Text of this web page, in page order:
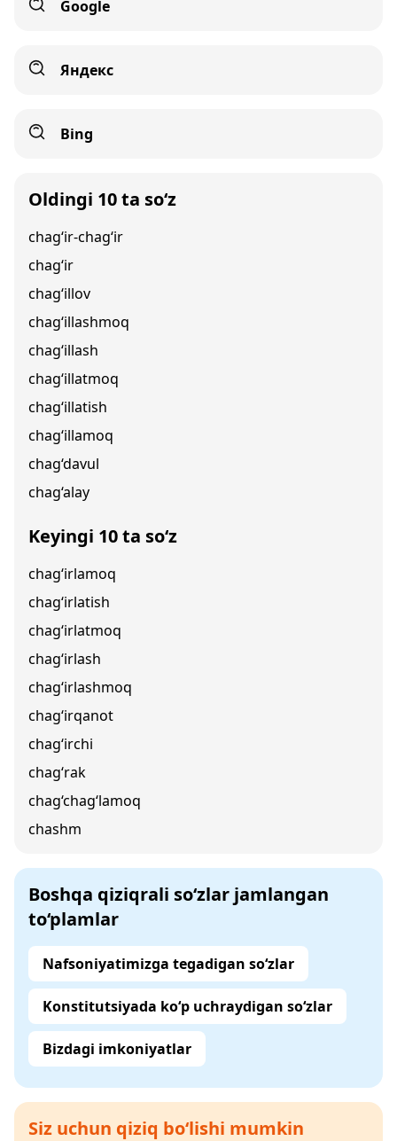
Google
Яндекс
Bing
Oldingi 10 ta so‘z
chag‘ir-chag‘ir
chag‘ir
chag‘illov
chag‘illashmoq
chag‘illash
chag‘illatmoq
chag‘illatish
chag‘illamoq
chag‘davul
chag‘alay
Keyingi 10 ta so‘z
chag‘irlamoq
chag‘irlatish
chag‘irlatmoq
chag‘irlash
chag‘irlashmoq
chag‘irqanot
chag‘irchi
chag‘rak
chag‘chag‘lamoq
chashm
Boshqa qiziqrali so‘zlar jamlangan
to‘plamlar
Nafsoniyatimizga tegadigan so‘zlar
Konstitutsiyada ko‘p uchraydigan so‘zlar
Bizdagi imkoniyatlar
Siz uchun qiziq bo‘lishi mumkin